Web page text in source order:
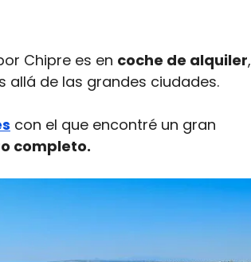
Chipre es en coche de alquiler,
allá de las grandes ciudades.
con el que encontré un gran
completo.